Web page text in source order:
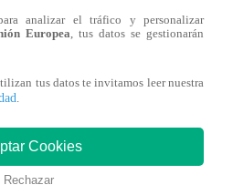
se consagró
Generación!
analizar el tráfico y personalizar
Europea, tus datos se gestionarán
tus datos te invitamos leer nuestra
.
Cookies
Rechazar